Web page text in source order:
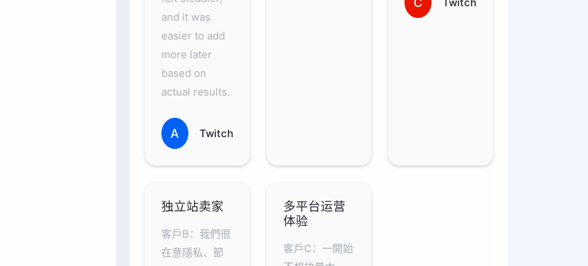
and it was
easier to add
more later
based on
actual results.
A Twitch
Twitch
独立站卖家
客戶B：我們很
在意隱私、節
多平台运营
体验
客戶C：一開始